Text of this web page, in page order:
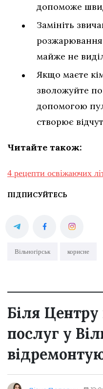
допоможе
Замініть
майже не
Якщо маєте
зволожуйте
допомогою
створює
Читайте також:
4 рецепти освіжаючих
ПІДПИСУЙТЕСЬ
Вільногірськ корисне
Біля
послуг у